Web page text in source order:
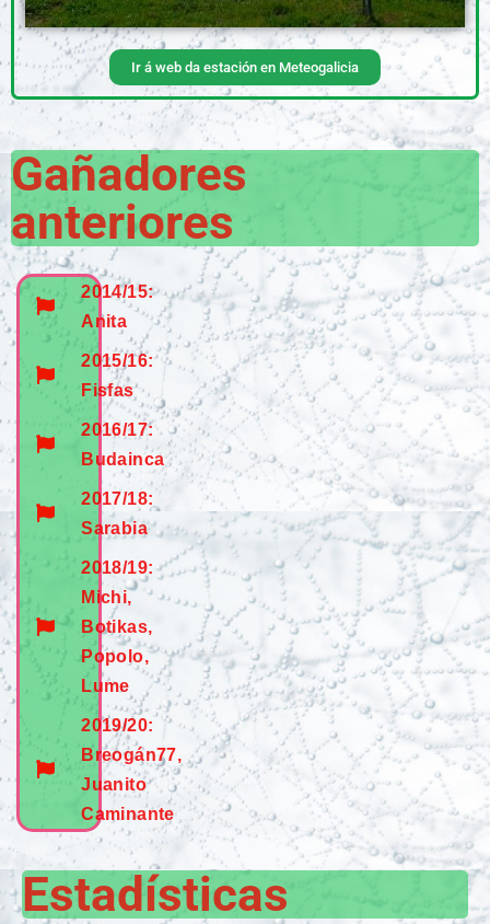
Ir á web da estación en Meteogalicia
Gañadores
anteriores
2014/15:
Anita
2015/16:
Fisfas
2016/17:
Budainca
2017/18:
Sarabia
2018/19:
Michi,
Botikas,
Popolo,
Lume
2019/20:
Breogán77,
Juanito
Caminante
Estadísticas